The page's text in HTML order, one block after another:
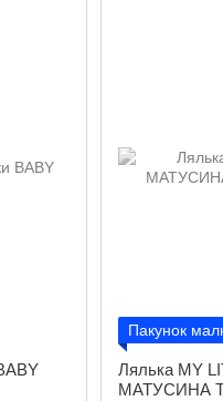
Пакунок
Лялька MY
МАТУСИНА